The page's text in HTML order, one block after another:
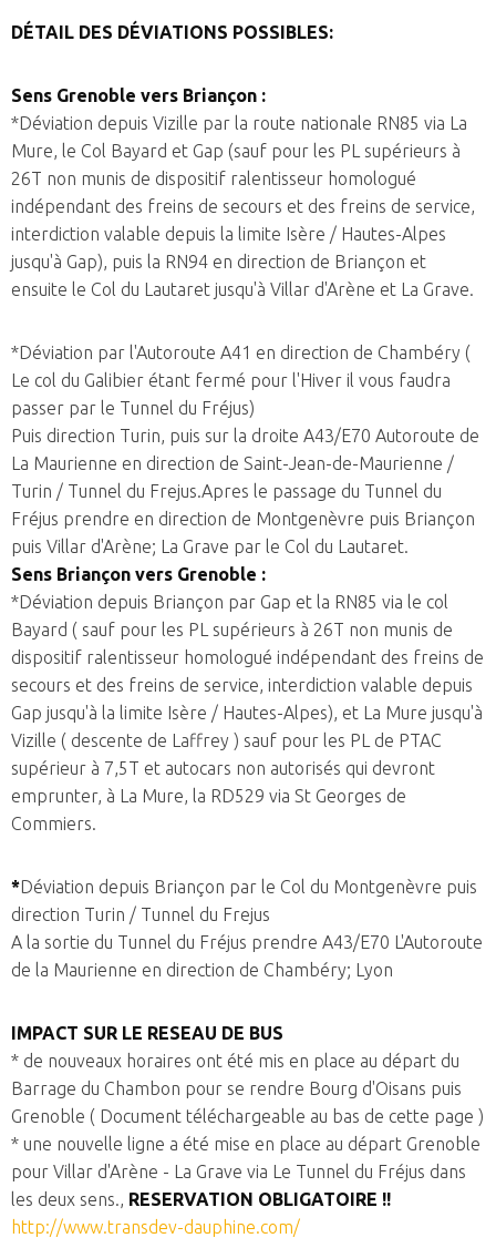
DÉTAIL DES DÉVIATIONS POSSIBLES:
Sens Grenoble vers Briançon :
*Déviation depuis Vizille par la route nationale RN85 via La
Mure, le Col Bayard et Gap (sauf pour les PL supérieurs à
26T non munis de dispositif ralentisseur homologué
indépendant des freins de secours et des freins de service,
interdiction valable depuis la limite Isère / Hautes-Alpes
jusqu'à Gap), puis la RN94 en direction de Briançon et
ensuite le Col du Lautaret jusqu'à Villar d'Arène et La Grave.
*Déviation par l'Autoroute A41 en direction de Chambéry (
Le col du Galibier étant fermé pour l'Hiver il vous faudra
passer par le Tunnel du Fréjus)
Puis direction Turin, puis sur la droite A43/E70 Autoroute de
La Maurienne en direction de Saint-Jean-de-Maurienne /
Turin / Tunnel du Frejus.Apres le passage du Tunnel du
Fréjus prendre en direction de Montgenèvre puis Briançon
puis Villar d'Arène; La Grave par le Col du Lautaret.
Sens Briançon vers Grenoble :
*Déviation depuis Briançon par Gap et la RN85 via le col
Bayard ( sauf pour les PL supérieurs à 26T non munis de
dispositif ralentisseur homologué indépendant des freins de
secours et des freins de service, interdiction valable depuis
Gap jusqu'à la limite Isère / Hautes-Alpes), et La Mure jusqu'à
Vizille ( descente de Laffrey ) sauf pour les PL de PTAC
supérieur à 7,5T et autocars non autorisés qui devront
emprunter, à La Mure, la RD529 via St Georges de
Commiers.
*Déviation depuis Briançon par le Col du Montgenèvre puis
direction Turin / Tunnel du Frejus
A la sortie du Tunnel du Fréjus prendre A43/E70 L'Autoroute
de la Maurienne en direction de Chambéry; Lyon
IMPACT SUR LE RESEAU DE BUS
* de nouveaux horaires ont été mis en place au départ du
Barrage du Chambon pour se rendre Bourg d'Oisans puis
Grenoble ( Document téléchargeable au bas de cette page )
* une nouvelle ligne a été mise en place au départ Grenoble
pour Villar d'Arène - La Grave via Le Tunnel du Fréjus dans
les deux sens., RESERVATION OBLIGATOIRE !!
http://www.transdev-dauphine.com/